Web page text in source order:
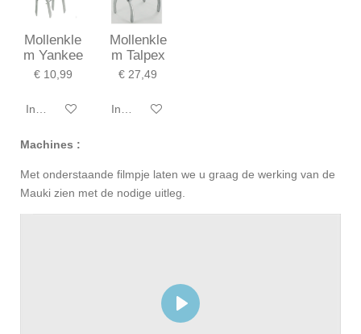
Mollenkle
m Yankee
€ 10,99
In winkelwagen
Mollenkle
m Talpex
€ 27,49
In winkelwagen
Machines :
Met onderstaande filmpje laten we u graag de werking van de
Mauki zien met de nodige uitleg.
P